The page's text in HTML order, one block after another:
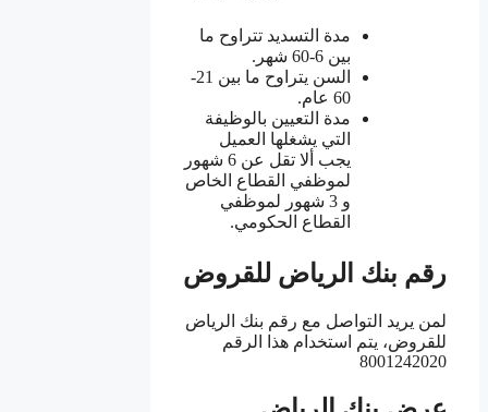
مدة التسديد تتراوح ما
بين 6-60 شهر.
السن يتراوح ما بين 21-
60 عام.
مدة التعيين بالوظيفة
التي يشغلها العميل
يجب ألا تقل عن 6 شهور
لموظفي القطاع الخاص
و 3 شهور لموظفي
القطاع الحكومي.
رقم بنك الرياض للقروض
لمن يريد التواصل مع رقم بنك الرياض
للقروض، يتم استخدام هذا الرقم
8001242020